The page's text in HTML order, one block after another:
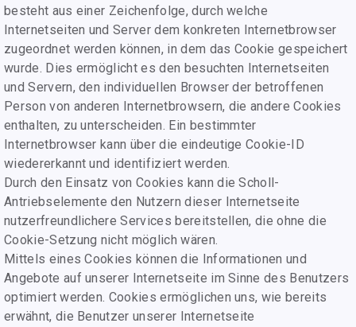
besteht aus einer Zeichenfolge, durch welche
Internetseiten und Server dem konkreten Internetbrowser
zugeordnet werden können, in dem das Cookie gespeichert
wurde. Dies ermöglicht es den besuchten Internetseiten
und Servern, den individuellen Browser der betroffenen
Person von anderen Internetbrowsern, die andere Cookies
enthalten, zu unterscheiden. Ein bestimmter
Internetbrowser kann über die eindeutige Cookie-ID
wiedererkannt und identifiziert werden.
Durch den Einsatz von Cookies kann die Scholl-
Antriebselemente den Nutzern dieser Internetseite
nutzerfreundlichere Services bereitstellen, die ohne die
Cookie-Setzung nicht möglich wären.
Mittels eines Cookies können die Informationen und
Angebote auf unserer Internetseite im Sinne des Benutzers
optimiert werden. Cookies ermöglichen uns, wie bereits
erwähnt, die Benutzer unserer Internetseite